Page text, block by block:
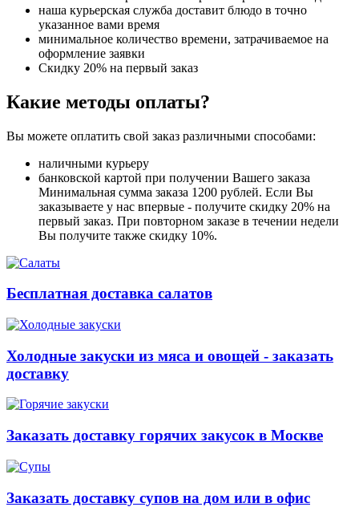
наша курьерская служба доставит блюдо в точно
указанное вами время
минимальное количество времени, затрачиваемое на
оформление заявки
Скидку 20% на первый заказ
Какие методы оплаты?
Вы можете оплатить свой заказ различными способами:
наличными курьеру
банковской картой при получении Вашего заказа
Минимальная сумма заказа 1200 рублей. Если Вы
заказываете у нас впервые - получите скидку 20% на
первый заказ. При повторном заказе в течении недели
Вы получите также скидку 10%.
Бесплатная доставка салатов
Холодные закуски из мяса и овощей - заказать
доставку
Заказать доставку горячих закусок в Москве
Заказать доставку супов на дом или в офис